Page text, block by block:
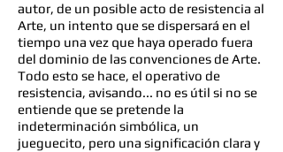
autor, de un posible acto de resistencia al
Arte, un intento que se dispersará en el
tiempo una vez que haya operado fuera
del dominio de las convenciones de Arte.
Todo esto se hace, el operativo de
resistencia, avisando... no es útil si no se
entiende que se pretende la
indeterminación simbólica, un
jueguecito, pero una significación clara y